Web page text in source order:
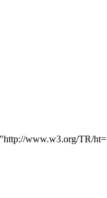
www.w3.org/TR/ht=